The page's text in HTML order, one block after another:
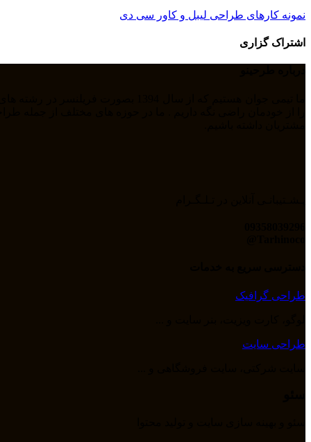
نمونه کارهای طراحی لیبل و کاور سی دی
اشتراک گزاری
طراحی گرافیک
طراحی سایت